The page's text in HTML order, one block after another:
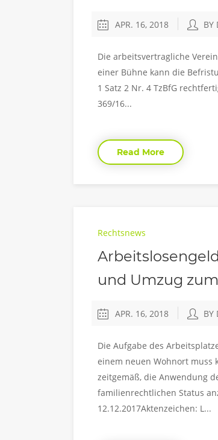
APR. 16, 2018 BY
Die arbeitsvertragliche
einer Bühne kann die
1 Satz 2 Nr. 4 TzBfG
369/16...
Read More
Rechtsnews
und Umzug
APR. 16, 2018 BY
Die Aufgabe des
einem neuen Wohnort muss
zeitgemäß, die Anwendung
familienrechtlichen Status
12.12.2017Aktenzeichen: L...